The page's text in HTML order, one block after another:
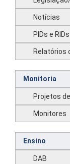
Notícias
PIDs e RIDs
Relatórios
Monitoria
Projetos
Monitores
Ensino
DAB